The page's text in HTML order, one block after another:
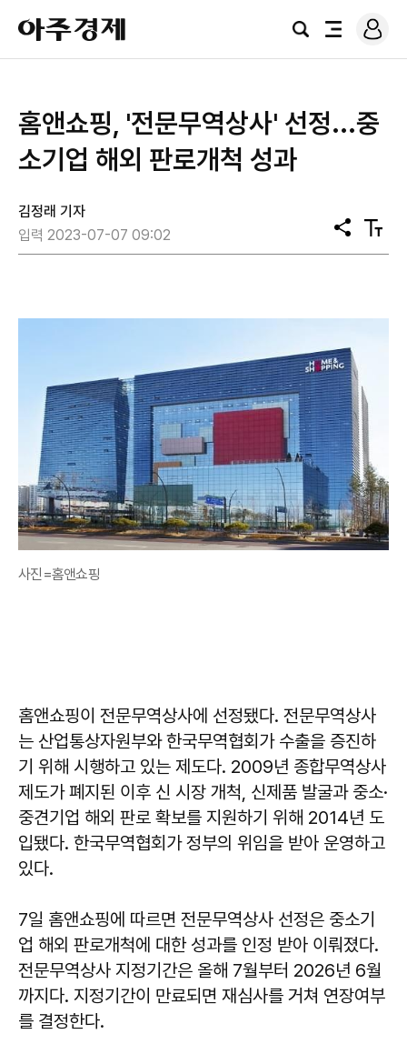
아
주
경
검
전
로
그
홈앤쇼핑, '전문무역상사' 선정...중
소기업 해외 판로개척 성과
김정래 기자
입력 2023-07-07 09:02
공
유
텍
스
사진=홈앤쇼핑
홈앤쇼핑이 전문무역상사에 선정됐다. 전문무역상사
는 산업통상자원부와 한국무역협회가 수출을 증진하
기 위해 시행하고 있는 제도다. 2009년 종합무역상사
제도가 폐지된 이후 신 시장 개척, 신제품 발굴과 중소·
중견기업 해외 판로 확보를 지원하기 위해 2014년 도
입됐다. 한국무역협회가 정부의 위임을 받아 운영하고
있다.
7일 홈앤쇼핑에 따르면 전문무역상사 선정은 중소기
업 해외 판로개척에 대한 성과를 인정 받아 이뤄졌다.
전문무역상사 지정기간은 올해 7월부터 2026년 6월
까지다. 지정기간이 만료되면 재심사를 거쳐 연장여부
를 결정한다.